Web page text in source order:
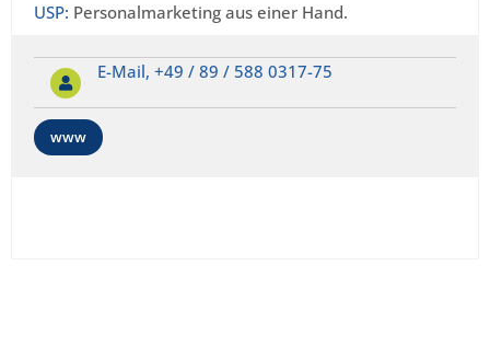
USP: Personalmarketing aus einer Hand.
E-Mail, +49 / 89 / 588 0317-75
www